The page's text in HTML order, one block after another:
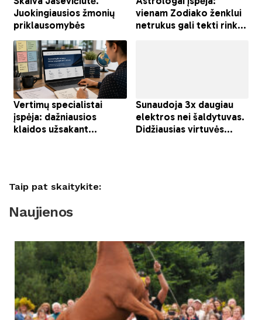
Taip pat skaitykite:
Naujienos